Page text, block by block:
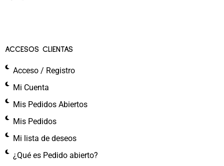
ACCESOS CLIENTAS
Acceso / Registro
Mi Cuenta
Mis Pedidos Abiertos
Mis Pedidos
Mi lista de deseos
¿Qué es Pedido abierto?